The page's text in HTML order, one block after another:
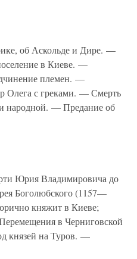
об Аскольде и Дире. —
в Киеве. —
племен. —
Олега с греками. — Смерть
народной. — Предание об
Юрия Владимировича до
Боголюбского (1157—
княжит в Киеве;
в Черниговской
князей на Туров. —